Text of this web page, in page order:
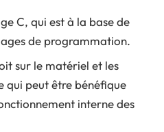
C, qui est à la base de
de programmation.
sur le matériel et les
qui peut être bénéfique
interne des